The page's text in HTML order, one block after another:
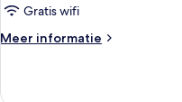
Gratis wifi
Meer informatie
Meer